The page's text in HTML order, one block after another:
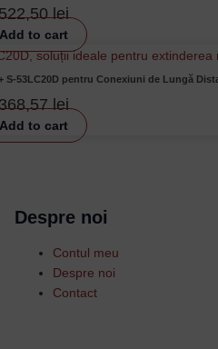
lei
Add to cart
S-53LC20D pentru Conexiuni de Lungă
lei
Add to cart
Despre noi
Contul meu
Despre noi
Contact